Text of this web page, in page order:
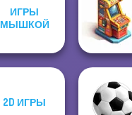
Zombies
Shooter
Boxing Gang
Stars
ИГРЫ
МЫШКОЙ
2D ИГРЫ